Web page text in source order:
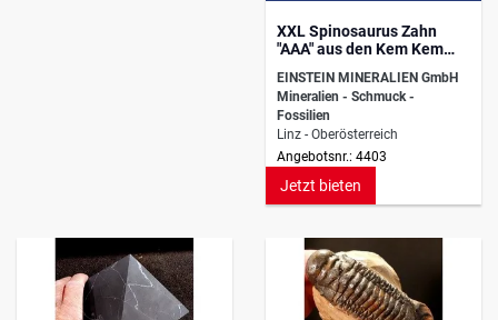
XXL Spinosaurus Zahn
"AAA" aus den Kem Kem
EINSTEIN MINERALIEN GmbH
Mineralien - Schmuck -
Fossilien
Linz - Oberösterreich
Angebotsnr.: 4403
Jetzt bieten